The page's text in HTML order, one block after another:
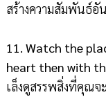
สร้างความสัมพันธ์อั
11. Watch the
heart then with
เล็งดูสรรพสิ่งที่คุณจ